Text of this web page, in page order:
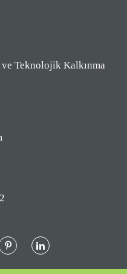
Teknolojik Kalkınma